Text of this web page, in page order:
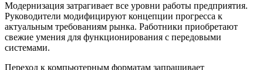
Модернизация затрагивает все уровни работы предприятия.
Руководители модифицируют концепции прогресса к
актуальным требованиям рынка. Работники приобретают
свежие умения для функционирования с передовыми
системами.
Переход к компьютерным форматам запрашивает